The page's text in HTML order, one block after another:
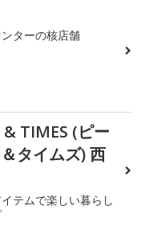
ターの核店舗
TIMES (ピー
タイムズ) 西
テムで楽しい暮らし